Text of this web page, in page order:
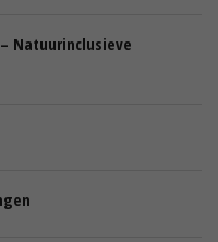
Natuurinclusieve